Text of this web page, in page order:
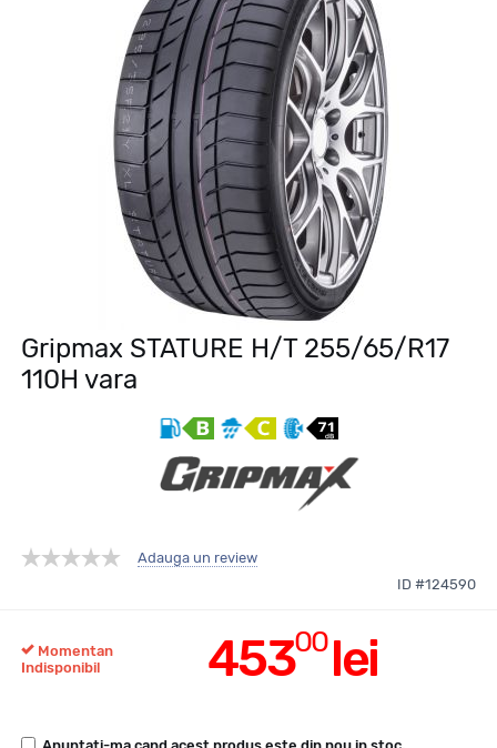
Gripmax STATURE H/T 255/65/R17
110H vara
Adauga un review
ID #124590
45300lei
Momentan
Indisponibil